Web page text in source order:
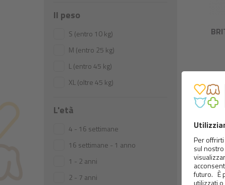
Il peso
S (entro 10 kg)
M (entro 25 kg)
L (entro 45 kg)
XL (oltre 45 kg)
L'età
4 - 16 settimane
16 settimane - 1 anno
1 - 2 anni
2 - 7 anni